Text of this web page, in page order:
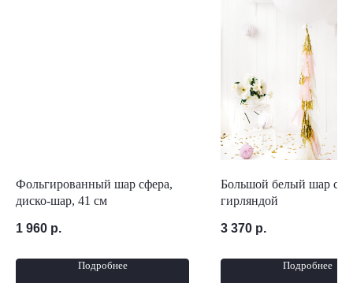
Фольгированный шар сфера,
диско-шар, 41 см
1 960 р.
Подробнее
Большой белый шар с
гирляндой
3 370 р.
Подробнее